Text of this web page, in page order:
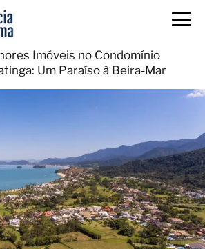
Imóveis no Condomínio
Um Paraíso à Beira-Mar